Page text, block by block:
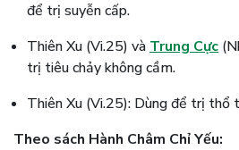
để trị suyễn cấp.
Thiên Xu (Vi.25) và Trung Cực
trị tiêu chảy không cầm.
Thiên Xu (Vi.25): Dùng để trị thổ
Theo sách Hành Châm Chỉ Yếu: